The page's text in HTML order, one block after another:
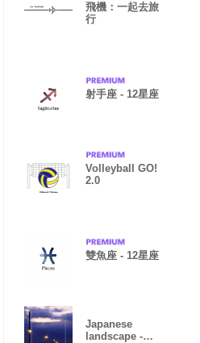
飛機：一起去旅
行
射手座 - 12星座
Volleyball GO!
2.0
雙魚座 - 12星座
Japanese
landscape -